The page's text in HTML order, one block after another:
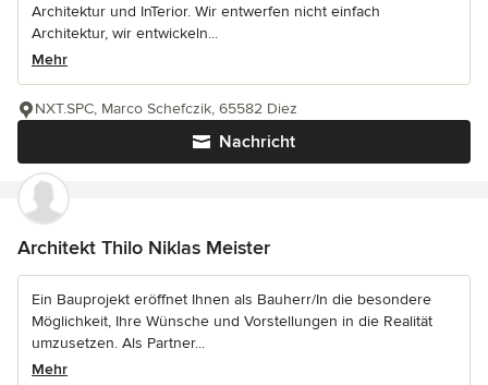
Architektur und InTerior. Wir entwerfen nicht einfach
Architektur, wir entwickeln...
Mehr
Nachricht
NXT.SPC, Marco Schefczik, 65582 Diez
Architekt Thilo Niklas Meister
Ein Bauprojekt eröffnet Ihnen als Bauherr/In die besondere
Möglichkeit, Ihre Wünsche und Vorstellungen in die Realität
umzusetzen. Als Partner...
Mehr